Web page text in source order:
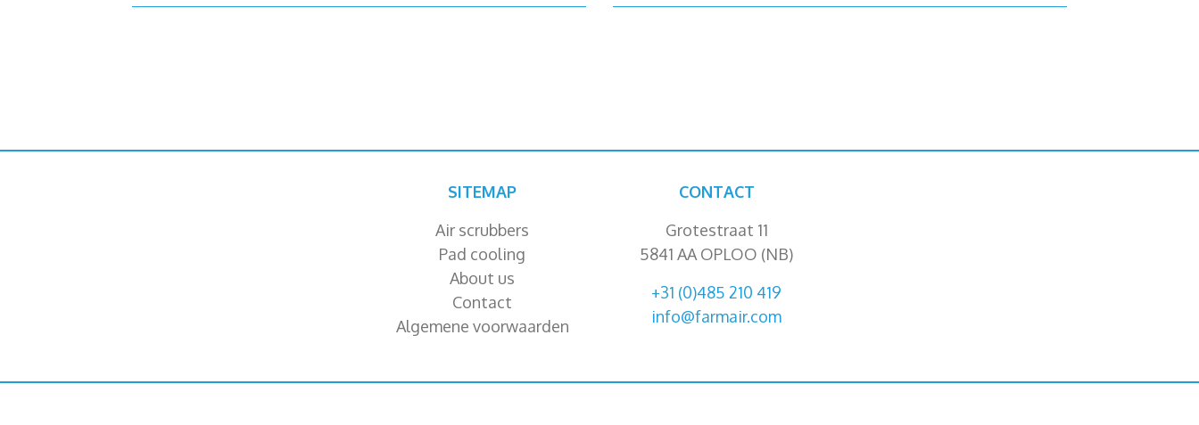
SITEMAP
Air scrubbers
Pad cooling
About us
Contact
Algemene voorwaarden
CONTACT
Grotestraat 11
5841 AA OPLOO (NB)
+31 (0)485 210 419
info@farmair.com